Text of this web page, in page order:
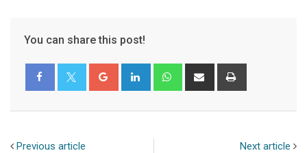
You can share this post!
Google+ LinkedIn WhatsappShare
Previous article Next article